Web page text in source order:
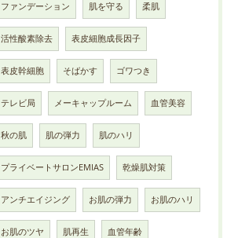
ファンデーション 肌を守る 柔肌
活性酸素除去 表皮細胞成長因子
表皮幹細胞 そばかす ゴワつき
テレビ局 メーキャップルーム 血管美容
秋の肌 肌の弾力 肌のハリ
プライベートサロンEMIAS 乾燥肌対策
アンチエイジング お肌の弾力 お肌のハリ
お肌のツヤ 肌再生 血管年齢